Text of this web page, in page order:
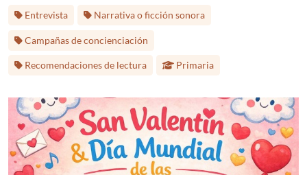
Etiquetas:
Entrevista Narrativa o ficción sonora
Campañas de concienciación
Recomendaciones de lectura Primaria